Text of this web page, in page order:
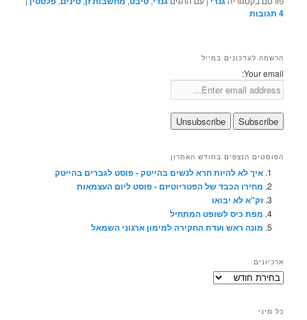
4 תגובות
הרשמה לעדכונים במייל
Your email:
הפוסטים הנצפים בחודש האחרון
איך לא להיות חרא לנשים בהייטק - פוסט לגברים בהייטק
מחירו הכבד של הפטריוטיזם - פוסט ליום העצמאות
זק"א לא יבואו
מפת כיס לשופט המתחיל
מונה ראש ועדת החקירה למימון ארגוני השמאל
ארכיונים
ארכיונים
כל מיני